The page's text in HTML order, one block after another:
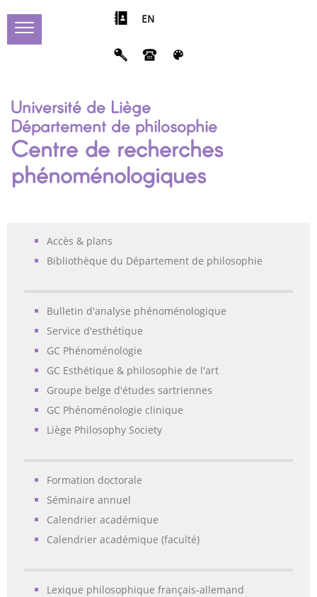
EN
Université de Liège
Département de philosophie
Centre de recherches
phénoménologiques
Accès & plans
Bibliothèque du Département de philosophie
Bulletin d'analyse phénoménologique
Service d'esthétique
GC Phénoménologie
GC Esthétique & philosophie de l'art
Groupe belge d'études sartriennes
GC Phénoménologie clinique
Liège Philosophy Society
Formation doctorale
Séminaire annuel
Calendrier académique
Calendrier académique (faculté)
Lexique philosophique français-allemand